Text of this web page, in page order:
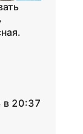
в 20:37